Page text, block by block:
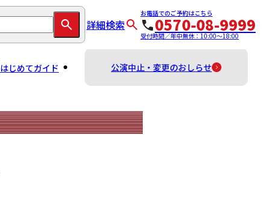
詳細検索
お電話でのご予約はこちら
0570-08-9999
受付時間／年中無休：10:00～18:00
はじめてガイド 公演中止・変更のおしらせ